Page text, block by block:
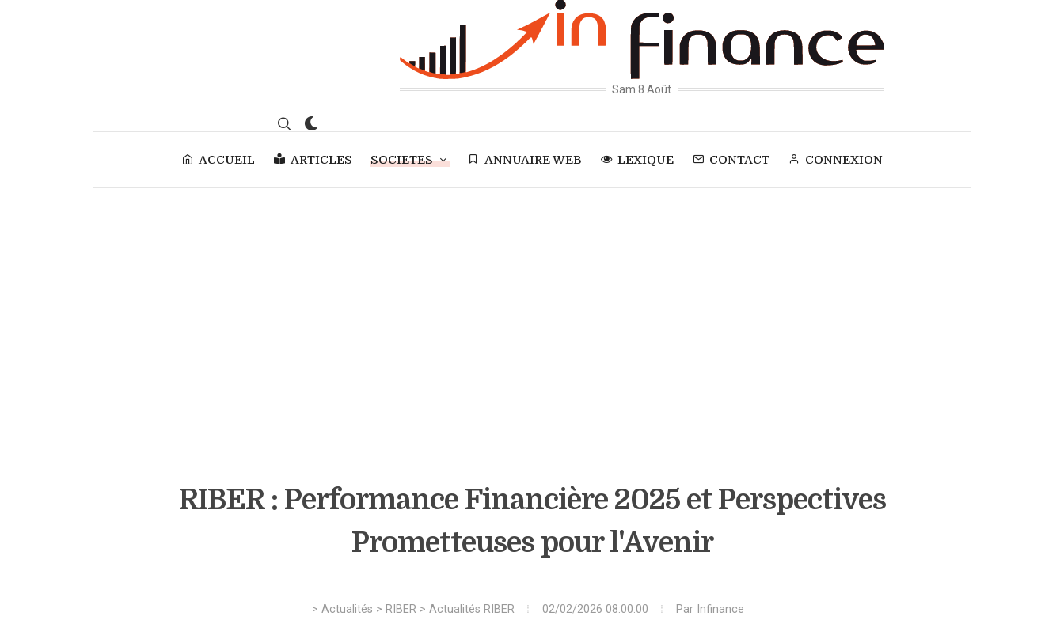
Sam 8 Août
ACCUEIL ARTICLES SOCIETES ANNUAIRE WEB LEXIQUE CONTACT CONNEXION
RIBER : Performance Financière 2025 et Perspectives
Prometteuses pour l'Avenir
> Actualités > RIBER > Actualités RIBER 02/02/2026 08:00:00 Par Infinance